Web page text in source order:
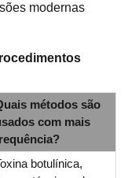
modernas
métodos são
com mais
botulínica,